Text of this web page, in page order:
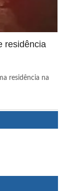
residência
residência na